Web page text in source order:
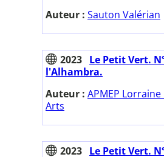
Auteur : Sauton Valérian
2023 Le Petit Vert.
l'Alhambra.
Auteur : APMEP
Arts
2023 Le Petit Vert.